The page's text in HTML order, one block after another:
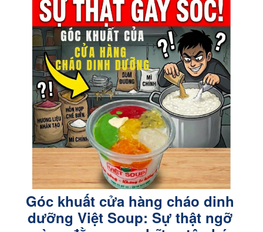
Góc khuất cửa hàng cháo dinh
dưỡng Việt Soup: Sự thật ngỡ